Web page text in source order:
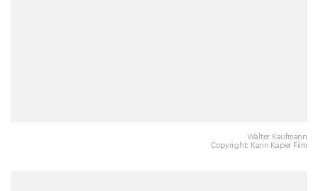
Walter Kaufmann
Copyright: Karin Kaper Film